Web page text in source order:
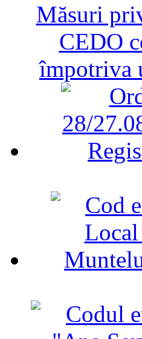
Măsuri
CEDO
împotriva